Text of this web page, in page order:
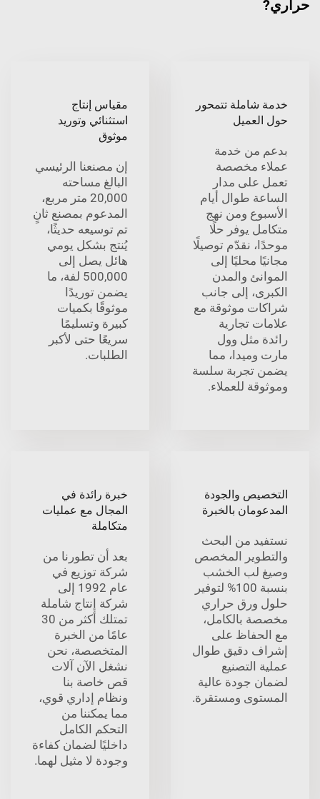
حراري?
خدمة شاملة تتمحور
حول العميل
بدعم من خدمة
عملاء مخصصة
تعمل على مدار
الساعة طوال أيام
الأسبوع ومن نهج
متكامل يوفر حلًا
موحدًا، نقدّم توصيلًا
مجانيًا محليًا إلى
الموانئ والمدن
الكبرى، إلى جانب
شراكات موثوقة مع
علامات تجارية
رائدة مثل وول
مارت وميدا، مما
يضمن تجربة سلسة
وموثوقة للعملاء.
مقياس إنتاج
استثنائي وتوريد
موثوق
إن مصنعنا الرئيسي
البالغ مساحته
20,000 متر مربع،
المدعوم بمصنع ثانٍ
تم توسيعه حديثًا،
يُنتج بشكل يومي
هائل يصل إلى
500,000 لفة، ما
يضمن توريدًا
موثوقًا بكميات
كبيرة وتسليمًا
سريعًا حتى لأكبر
الطلبات.
التخصيص والجودة
المدعومان بالخبرة
نستفيد من البحث
والتطوير المخصص
وصيغ لب الخشب
بنسبة 100% لتوفير
حلول ورق حراري
مخصصة بالكامل،
مع الحفاظ على
إشراف دقيق طوال
عملية التصنيع
لضمان جودة عالية
المستوى ومستقرة.
خبرة رائدة في
المجال مع عمليات
متكاملة
بعد أن تطورنا من
شركة توزيع في
عام 1992 إلى
شركة إنتاج شاملة
تمتلك أكثر من 30
عامًا من الخبرة
المتخصصة، نحن
نشغل الآن آلات
قص خاصة بنا
ونظام إداري قوي،
مما يمكننا من
التحكم الكامل
داخليًا لضمان كفاءة
وجودة لا مثيل لهما.